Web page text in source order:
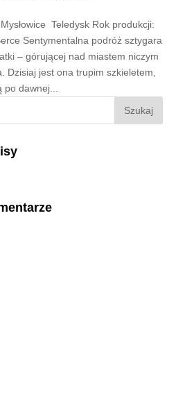
Teledysk Rok produkcji:
Sentymentalna podróż sztygara
– górującej nad miastem niczym
Dzisiaj jest ona trupim szkieletem,
dawnej...